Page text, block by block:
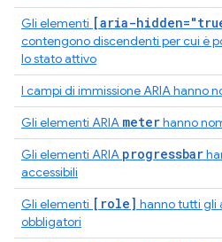
Gli elementi [aria-
contengono discendenti per cui è
lo stato attivo
I campi di immissione ARIA hanno
Gli elementi ARIA meterhanno
Gli elementi ARIA progressbar
accessibili
Gli elementi [role] hanno tutti gli
obbligatori